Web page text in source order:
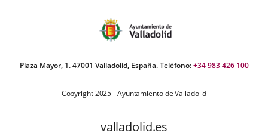
Plaza Mayor, 1. 47001 Valladolid, España. Teléfono:+34 983 426 100
Copyright 2025 - Ayuntamiento de Valladolid
valladolid.es